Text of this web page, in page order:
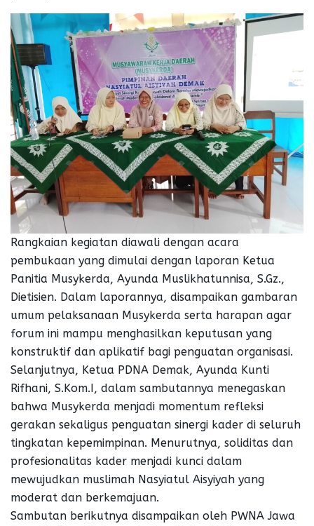
Rangkaian kegiatan diawali dengan acara
pembukaan yang dimulai dengan laporan Ketua
Panitia Musykerda, Ayunda Muslikhatunnisa, S.Gz.,
Dietisien. Dalam laporannya, disampaikan gambaran
umum pelaksanaan Musykerda serta harapan agar
forum ini mampu menghasilkan keputusan yang
konstruktif dan aplikatif bagi penguatan organisasi.
Selanjutnya, Ketua PDNA Demak, Ayunda Kunti
Rifhani, S.Kom.I, dalam sambutannya menegaskan
bahwa Musykerda menjadi momentum refleksi
gerakan sekaligus penguatan sinergi kader di seluruh
tingkatan kepemimpinan. Menurutnya, soliditas dan
profesionalitas kader menjadi kunci dalam
mewujudkan muslimah Nasyiatul Aisyiyah yang
moderat dan berkemajuan.
Sambutan berikutnya disampaikan oleh PWNA Jawa